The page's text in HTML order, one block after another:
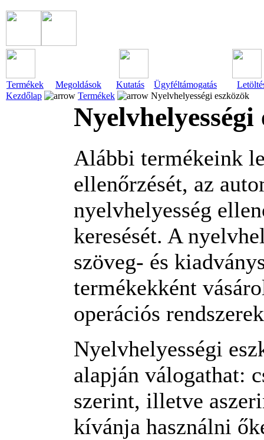
Termékek Megoldások Kutatás Ügyféltámogatás
Kezdőlap
Termékek Nyelvhelyességi eszközök
Nyelvhelyességi
Alábbi termékeink
ellenőrzését, az
nyelvhelyesség
keresését. A
szöveg- és
termékekként
operációs
Nyelvhelyességi
alapján válogathat:
szerint, illetve
kívánja használni